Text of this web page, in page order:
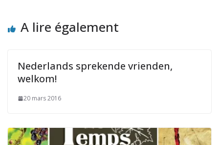
A lire également
Nederlands sprekende vrienden,
welkom!
20 mars 2016